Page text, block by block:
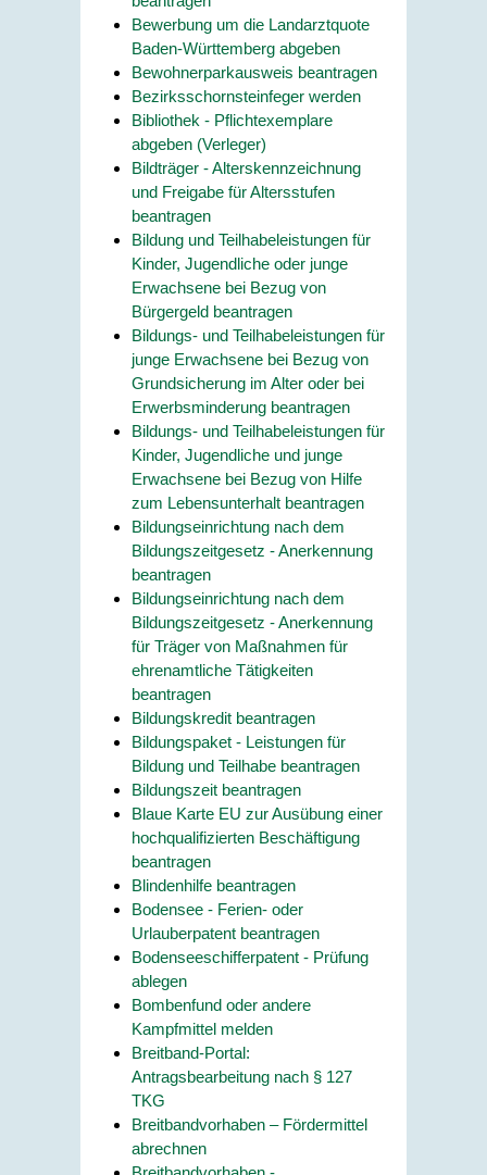
Bewerbung um die Landarztquote
Baden-Württemberg abgeben
Bewohnerparkausweis beantragen
Bezirksschornsteinfeger werden
Bibliothek - Pflichtexemplare
abgeben (Verleger)
Bildträger - Alterskennzeichnung
und Freigabe für Altersstufen
beantragen
Bildung und Teilhabeleistungen für
Kinder, Jugendliche oder junge
Erwachsene bei Bezug von
Bürgergeld beantragen
Bildungs- und Teilhabeleistungen für
junge Erwachsene bei Bezug von
Grundsicherung im Alter oder bei
Erwerbsminderung beantragen
Bildungs- und Teilhabeleistungen für
Kinder, Jugendliche und junge
Erwachsene bei Bezug von Hilfe
zum Lebensunterhalt beantragen
Bildungseinrichtung nach dem
Bildungszeitgesetz - Anerkennung
beantragen
Bildungseinrichtung nach dem
Bildungszeitgesetz - Anerkennung
für Träger von Maßnahmen für
ehrenamtliche Tätigkeiten
beantragen
Bildungskredit beantragen
Bildungspaket - Leistungen für
Bildung und Teilhabe beantragen
Bildungszeit beantragen
Blaue Karte EU zur Ausübung einer
hochqualifizierten Beschäftigung
beantragen
Blindenhilfe beantragen
Bodensee - Ferien- oder
Urlauberpatent beantragen
Bodenseeschifferpatent - Prüfung
ablegen
Bombenfund oder andere
Kampfmittel melden
Breitband-Portal:
Antragsbearbeitung nach § 127
TKG
Breitbandvorhaben – Fördermittel
abrechnen